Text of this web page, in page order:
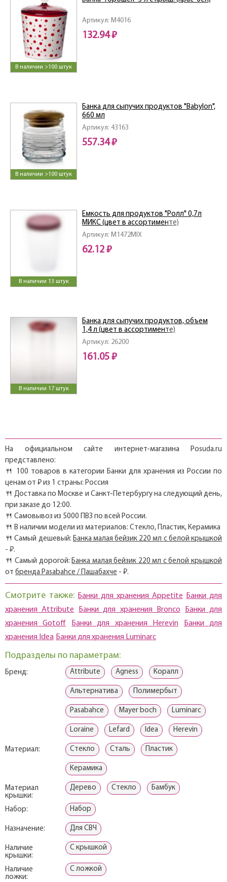
В наличии >100 штук
Артикул: M4016
132.94 ₽
В наличии >100 штук
Артикул: 43163
Банка для сыпучих продуктов "Babylon",
660 мл
557.34 ₽
В наличии 13 штук
Артикул: M1472MIX
Емкость для продуктов "Ролл" 0,7л
МИКС (цвет в ассортименте)
62.12 ₽
В наличии 17 штук
Артикул: 26200
Банка для сыпучих продуктов, объем
1,4 л (цвет в ассортименте)
161.05 ₽
На официальном сайте интернет-магазина Posuda.ru
представлено:
🍴 100 товаров в категории Банки для хранения из России по
ценам от ₽ из 1 страны: Россия
🍴 Доставка по Москве и Санкт-Петербургу на следующий день,
при заказе до 12:00.
🍴 Самовывоз из 5000 ПВЗ по всей России.
🍴 В наличии модели из материалов: Стекло, Пластик, Керамика
🍴 Самый дешевый: Банка малая бейзик 220 мл с белой крышкой
- ₽.
🍴 Самый дорогой:Банка малая бейзик 220 мл с белой крышкой
от бренда Pasabahce / Пашабахче - ₽.
Смотрите также: Банки для хранения Appetite Банки для
хранения Attribute
Банки для хранения Bronco
Банки для
хранения Gotoff
Банки для хранения Herevin
Банки для
хранения Idea Банки для хранения Luminarc
Подразделы по параметрам:
Бренд: Attribute Agness Коралл
Альтернатива Полимербыт
Pasabahce Mayer boch Luminarc
Loraine Lefard Idea Herevin
Материал: Стекло Сталь Пластик
Керамика
Материал
крышки:
Дерево Стекло Бамбук
Набор: Набор
Назначение: Для СВЧ
Наличие
крышки:
С крышкой
Наличие
ложки:
С ложкой